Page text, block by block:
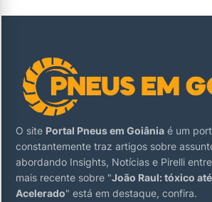
O site Portal Pneus em Goiânia é um
constantemente traz artigos sobre
abordando Insights, Notícias e Pirelli
mais recente sobre "João Raul: tóxico
Acelerado" está em destaque, confira.